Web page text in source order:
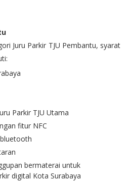
Juru Parkir TJU Pembantu, syarat
Parkir TJU Utama
fitur NFC
bermaterai untuk
digital Kota Surabaya